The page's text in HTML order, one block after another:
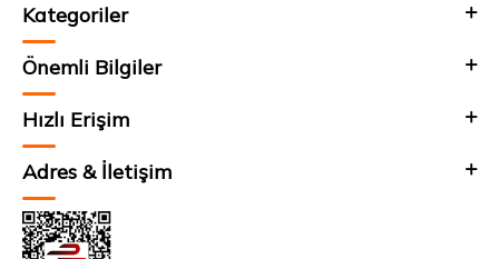
Kategoriler
Önemli Bilgiler
Hızlı Erişim
Adres & İletişim